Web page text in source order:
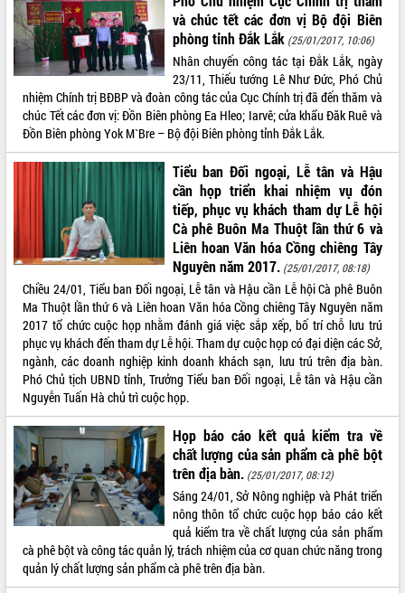
Thường trực HĐND tỉnh Đắk Lắk gặp
mặt Đoàn chuyên gia y tế TP. Hồ Chí
Minh
Lễ truy điệu và an táng hài cốt liệt sĩ
Bàn giải pháp tháo gỡ khó khăn trong
xuất khẩu sầu riêng và triển khai quy
định EUDR
Thứ trưởng Bộ Nông nghiệp và Môi
trường Nguyễn Hoàng Hiệp khảo sát
vùng trồng và doanh nghiệp đóng gói
sầu riêng tại Đắk Lắk
Trình diễn nghệ thuật chế biến các
món ăn từ sầu riêng
Đắk Lắk công bố Quy hoạch và xúc
tiến đầu tư tỉnh
Ngành cá ngừ Đắk Lắk chủ động thích
ứng để giữ vững thị trường xuất khẩu
Diễn đàn Kinh tế tư nhân Việt Nam đột
phá cơ chế - Hợp tác công tư
Đề án 06 tạo bước ngoặt đột phá trong
cải cách hành chính tỉnh Đắk Lắk
Kết nối tour, đẩy mạnh chuyển đổi số
để phát triển du lịch Đắk Lắk
Khởi động Dự án Đầu tư xây dựng hạ
tầng kỹ thuật Cụm công nghiệp Tân
Tiến
Gặp mặt các cơ quan báo chí nhân Kỷ
niệm 101 năm Ngày Báo chí Cách
mạng Việt Nam
THỐNG KÊ TRUY CẬP
Tất cả: 66075381
và chúc tết các đơn vị Bộ đội Biên
phòng tỉnh Đắk Lắk (25/01/2017, 10:06)
Nhân chuyến công tác tại Đắk Lắk, ngày
23/11, Thiếu tướng Lê Như Đức, Phó Chủ
nhiệm Chính trị BĐBP và đoàn công tác của Cục Chính trị đã đến thăm và
chúc Tết các đơn vị: Đồn Biên phòng Ea Hleo; Iarvê; cửa khẩu Đăk Ruê và
Đồn Biên phòng Yok M`Bre – Bộ đội Biên phòng tỉnh Đắk Lắk.
Tiểu ban Đối ngoại, Lễ tân và Hậu
cần họp triển khai nhiệm vụ đón
tiếp, phục vụ khách tham dự Lễ hội
Cà phê Buôn Ma Thuột lần thứ 6 và
Liên hoan Văn hóa Cồng chiêng Tây
Nguyên năm 2017. (25/01/2017, 08:18)
Chiều 24/01, Tiểu ban Đối ngoại, Lễ tân và Hậu cần Lễ hội Cà phê Buôn
Ma Thuột lần thứ 6 và Liên hoan Văn hóa Cồng chiêng Tây Nguyên năm
2017 tổ chức cuộc họp nhằm đánh giá việc sắp xếp, bố trí chỗ lưu trú
phục vụ khách đến tham dự Lễ hội. Tham dự cuộc họp có đại diện các Sở,
ngành, các doanh nghiệp kinh doanh khách sạn, lưu trú trên địa bàn.
Phó Chủ tịch UBND tỉnh, Trưởng Tiểu ban Đối ngoại, Lễ tân và Hậu cần
Nguyễn Tuấn Hà chủ trì cuộc họp.
Họp báo cáo kết quả kiểm tra về
chất lượng của sản phẩm cà phê bột
trên địa bàn. (25/01/2017, 08:12)
Sáng 24/01, Sở Nông nghiệp và Phát triển
nông thôn tổ chức cuộc họp báo cáo kết
quả kiểm tra về chất lượng của sản phẩm
cà phê bột và công tác quản lý, trách nhiệm của cơ quan chức năng trong
quản lý chất lượng sản phẩm cà phê trên địa bàn.